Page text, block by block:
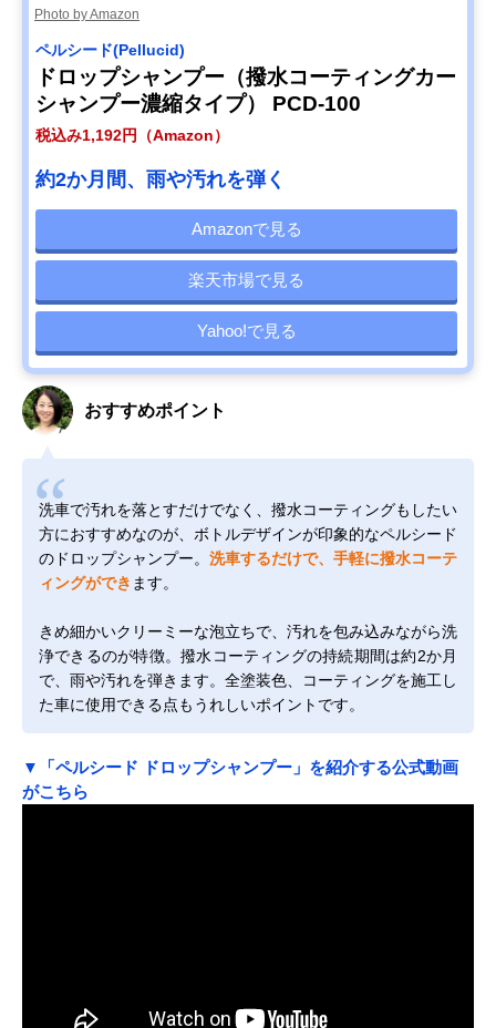
Photo by Amazon
ペルシード(Pellucid)
ドロップシャンプー（撥水コーティングカー
シャンプー濃縮タイプ） PCD-100
税込み1,192円（Amazon）
約2か月間、雨や汚れを弾く
Amazonで見る
楽天市場で見る
Yahoo!で見る
おすすめポイント
洗車で汚れを落とすだけでなく、撥水コーティングもしたい
方におすすめなのが、ボトルデザインが印象的なペルシード
のドロップシャンプー。 洗車するだけで、手軽に撥水コーテ
ィングができ ます。
きめ細かいクリーミーな泡立ちで、汚れを包み込みながら洗
浄できるのが特徴。撥水コーティングの持続期間は約2か月
で、雨や汚れを弾きます。全塗装色、コーティングを施工し
た車に使用できる点もうれしいポイントです。
▼「ペルシード ドロップシャンプー」を紹介する公式動画
がこちら